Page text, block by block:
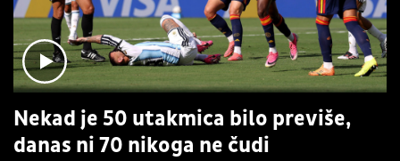
Nekad je 50 utakmica bilo previše,
danas ni 70 nikoga ne čudi